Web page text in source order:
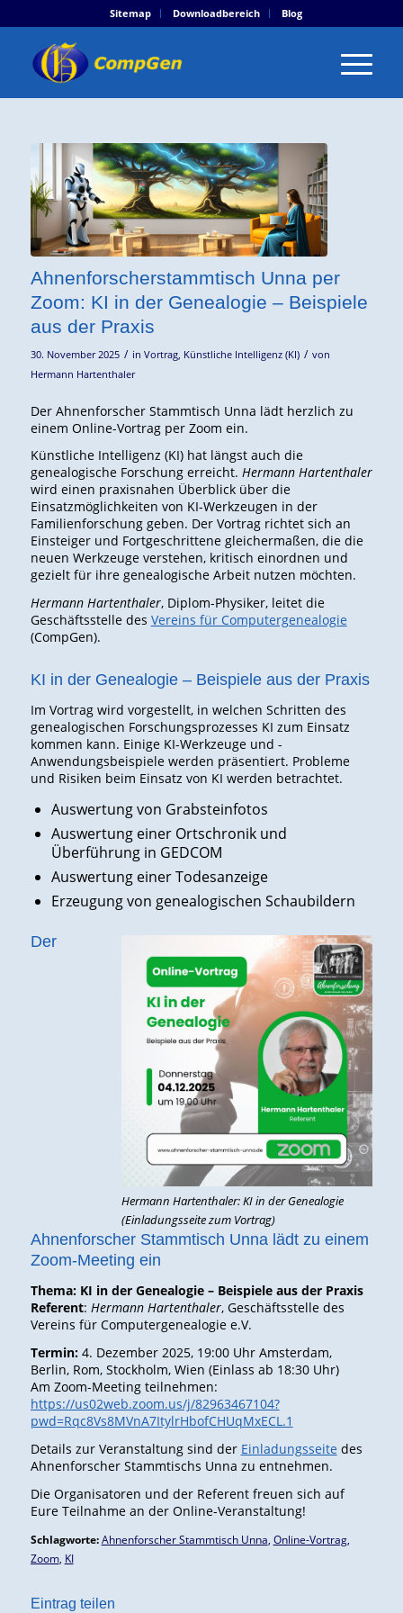
Sitemap Downloadbereich Blog
Ahnenforscherstammtisch Unna per
Zoom: KI in der Genealogie – Beispiele
aus der Praxis
30. November 2025 / in Vortrag, Künstliche Intelligenz (KI) / von
Hermann Hartenthaler
Der Ahnenforscher Stammtisch Unna lädt herzlich zu
einem Online-Vortrag per Zoom ein.
Künstliche Intelligenz (KI) hat längst auch die
genealogische Forschung erreicht. Hermann Hartenthaler
wird einen praxisnahen Überblick über die
Einsatzmöglichkeiten von KI-Werkzeugen in der
Familienforschung geben. Der Vortrag richtet sich an
Einsteiger und Fortgeschrittene gleichermaßen, die die
neuen Werkzeuge verstehen, kritisch einordnen und
gezielt für ihre genealogische Arbeit nutzen möchten.
Hermann Hartenthaler, Diplom-Physiker, leitet die
Geschäftsstelle des Vereins für Computergenealogie
(CompGen).
KI in der Genealogie – Beispiele aus der Praxis
Im Vortrag wird vorgestellt, in welchen Schritten des
genealogischen Forschungsprozesses KI zum Einsatz
kommen kann. Einige KI-Werkzeuge und -
Anwendungsbeispiele werden präsentiert. Probleme
und Risiken beim Einsatz von KI werden betrachtet.
Auswertung von Grabsteinfotos
Auswertung einer Ortschronik und
Überführung in GEDCOM
Auswertung einer Todesanzeige
Erzeugung von genealogischen Schaubildern
Hermann Hartenthaler: KI in der Genealogie
(Einladungsseite zum Vortrag)
Der
Ahnenforscher Stammtisch Unna lädt zu einem
Zoom-Meeting ein
Thema: KI in der Genealogie – Beispiele aus der Praxis
Referent: Hermann Hartenthaler, Geschäftsstelle des
Vereins für Computergenealogie e.V.
Termin:4. Dezember 2025, 19:00 Uhr Amsterdam,
Berlin, Rom, Stockholm, Wien (Einlass ab 18:30 Uhr)
Am Zoom-Meeting teilnehmen:
https://us02web.zoom.us/j/82963467104?
pwd=Rqc8Vs8MVnA7ItylrHbofCHUqMxECL.1
Details zur Veranstaltung sind der Einladungsseite des
Ahnenforscher Stammtischs Unna zu entnehmen.
Die Organisatoren und der Referent freuen sich auf
Eure Teilnahme an der Online-Veranstaltung!
Schlagworte: Ahnenforscher Stammtisch Unna Online-Vortrag,
Zoom, KI
Eintrag teilen